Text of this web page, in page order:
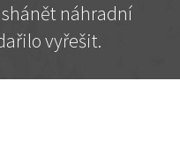
náhradní
vyřešit.